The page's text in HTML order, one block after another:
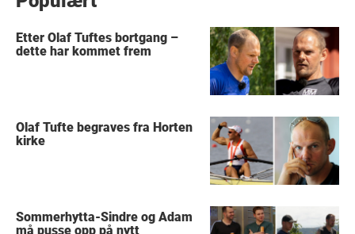
Etter Olaf Tuftes bortgang –
dette har kommet frem
Olaf Tufte begraves fra Horten
kirke
Sommerhytta-Sindre og Adam
må pusse opp på nytt